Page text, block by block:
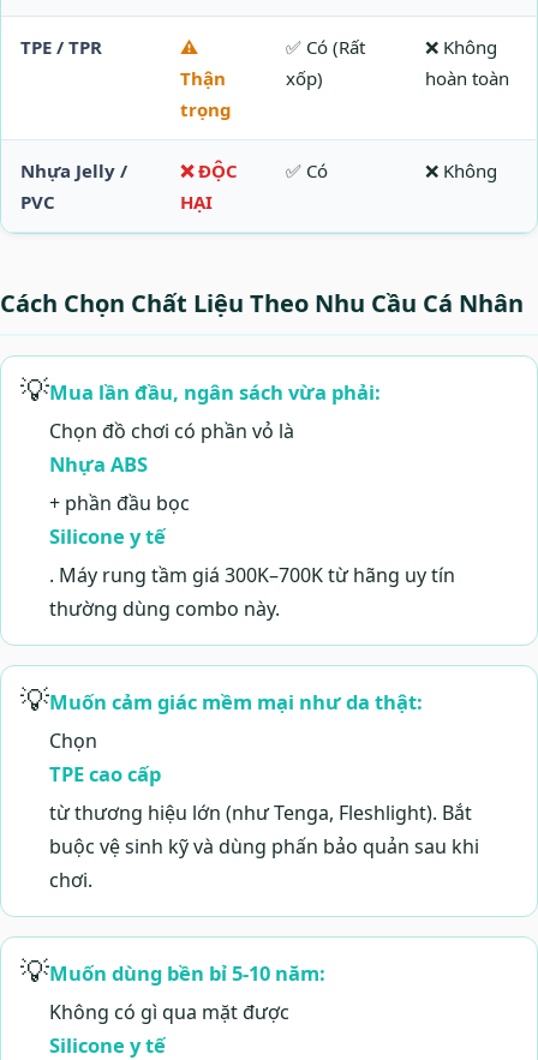
TPE / TPR
⚠️
Thận
trọng
✅ Có (Rất
xốp)
❌ Không
hoàn toàn
Nhựa Jelly /
PVC
❌ ĐỘC
HẠI
✅ Có ❌ Không
Cách Chọn Chất Liệu Theo Nhu Cầu Cá Nhân
💡Mua lần đầu, ngân sách vừa phải:
Chọn đồ chơi có phần vỏ là
Nhựa ABS
+ phần đầu bọc
Silicone y tế
. Máy rung tầm giá 300K–700K từ hãng uy tín
thường dùng combo này.
💡Muốn cảm giác mềm mại như da thật:
Chọn
TPE cao cấp
từ thương hiệu lớn (như Tenga, Fleshlight). Bắt
buộc vệ sinh kỹ và dùng phấn bảo quản sau khi
chơi.
💡Muốn dùng bền bỉ 5-10 năm:
Không có gì qua mặt được
Silicone y tế